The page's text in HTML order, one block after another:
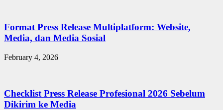
Format Press Release Multiplatform: Website,
Media, dan Media Sosial
February 4, 2026
Checklist Press Release Profesional 2026 Sebelum
Dikirim ke Media